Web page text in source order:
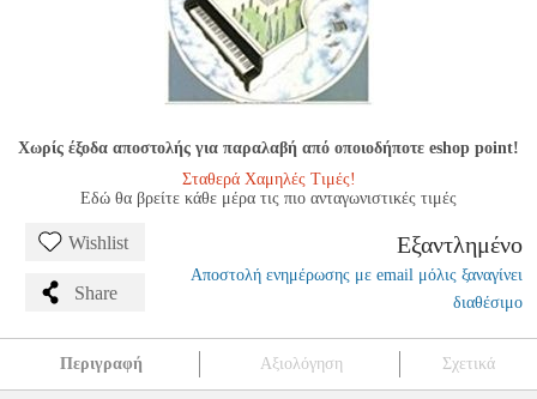
Χωρίς έξοδα αποστολής για παραλαβή από οποιοδήποτε eshop point!
Σταθερά Χαμηλές Τιμές!
Εδώ θα βρείτε κάθε μέρα τις πιο ανταγωνιστικές τιμές
Wishlist
Share
Εξαντλημένο
Αποστολή ενημέρωσης με email μόλις ξαναγίνει
διαθέσιμο
Περιγραφή Αξιολόγηση Σχετικά